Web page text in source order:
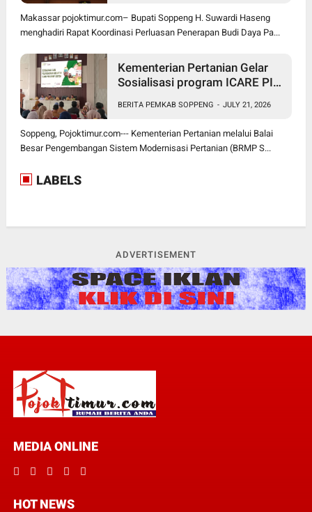
Makassar pojoktimur.com– Bupati Soppeng H. Suwardi Haseng
menghadiri Rapat Koordinasi Perluasan Penerapan Budi Daya Pa...
Kementerian Pertanian Gelar
Sosialisasi program ICARE PIU
BERITA PEMKAB SOPPENG - JULY 21, 2026
Soppeng, Pojoktimur.com--- Kementerian Pertanian melalui Balai
Besar Pengembangan Sistem Modernisasi Pertanian (BRMP S...
LABELS
ADVERTISEMENT
MEDIA ONLINE
HOT NEWS